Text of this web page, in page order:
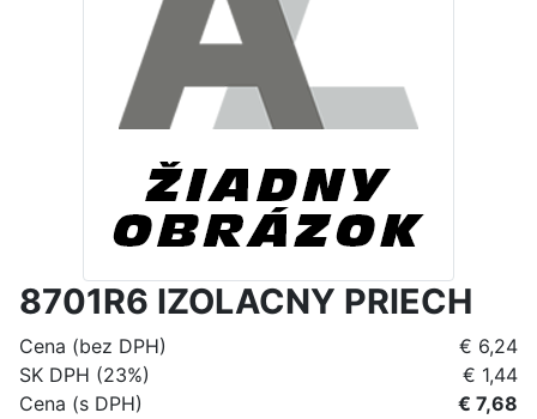
8701R6 IZOLACNY PRIECH
Cena (bez DPH)
€ 6,24
SK DPH (23%)
€ 1,44
Cena (s DPH)
€ 7,68